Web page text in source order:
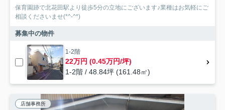
保育園跡で北花田駅より徒歩5分の立地にございます♪業種はお気軽にご
相談くださいませ(*^-^*)
募集中の物件
1-2階
22万円 (0.45万円/坪)
1-2階 / 48.84坪 (161.48㎡)
店舗事務所